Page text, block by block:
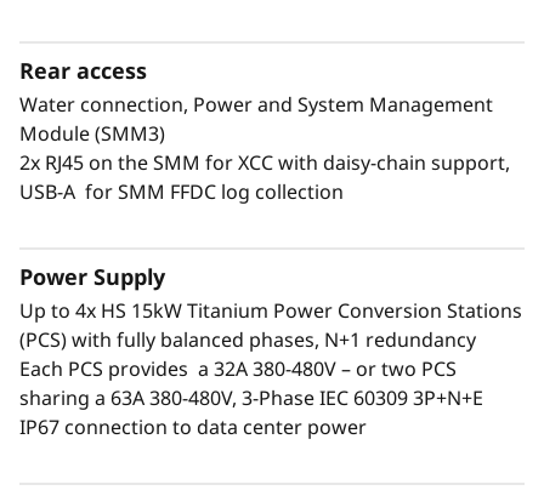
ThinkSystem N1380 Neptune
generación de Lenovo Neptune®. Ofrece
refrigeración totalmente directa de agua
templada hasta 45°C, lo que elimina la
necesidad de flujo de aire interno y
mate patentado con conectores de acero
inoxidable de calidad aeroespacial a bandejas
Serie SC, lo que garantiza la seguridad y
continuidad del funcionamiento. Con el más
reducido nivel de pérdida de presión del
mercado, el N1380 está diseñado para enfriar
Rear access
Water connection, Power and System Management
Module (SMM3)
2x RJ45 on the SMM for XCC with daisy-chain support,
USB-A for SMM FFDC log collection
Power Supply
Up to 4x HS 15kW Titanium Power Conversion Stations
(PCS) with fully balanced phases, N+1 redundancy
Each PCS provides a 32A 380-480V – or two PCS
sharing a 63A 380-480V, 3-Phase IEC 60309 3P+N+E
IP67 connection to data center power